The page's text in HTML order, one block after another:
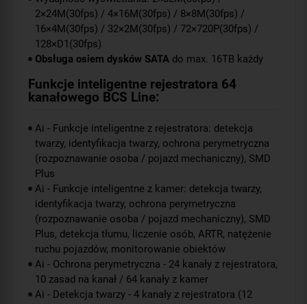
2×24M(30fps) / 4×16M(30fps) / 8×8M(30fps) /
16×4M(30fps) / 32×2M(30fps) / 72×720P(30fps) /
128×D1(30fps)
Obsługa osiem dysków SATA do max. 16TB każdy
Funkcje inteligentne rejestratora 64
kanałowego BCS Line:
Ai - Funkcje inteligentne z rejestratora: detekcja
twarzy, identyfikacja twarzy, ochrona perymetryczna
(rozpoznawanie osoba / pojazd mechaniczny), SMD
Plus
Ai - Funkcje inteligentne z kamer: detekcja twarzy,
identyfikacja twarzy, ochrona perymetryczna
(rozpoznawanie osoba / pojazd mechaniczny), SMD
Plus, detekcja tłumu, liczenie osób, ARTR, natężenie
ruchu pojazdów, monitorowanie obiektów
Ai - Ochrona perymetryczna - 24 kanały z rejestratora,
10 zasad na kanał / 64 kanały z kamer
Ai - Detekcja twarzy - 4 kanały z rejestratora (12